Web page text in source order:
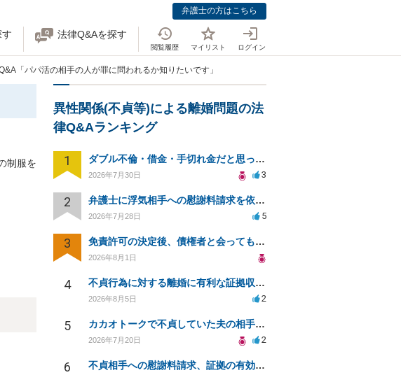
弁護士の方はこちら
法律Q&Aを探す
閲覧履歴 マイリスト ログイン
「パパ活の相手の人が罪に問われるか知りたいです」
制服を
異性関係(不貞等)による離婚問題の法
律Q&Aランキング
1 ダブル不倫・借金・手切れ金だと思っていたお金を1年後いまさら脅迫罪として通知書が来てまとめて請求
2026年7月30日 3
2 弁護士に浮気相手への慰謝料請求を依頼する費用相場は？
2026年7月28日 5
3 免責許可の決定後、債権者と会ってもいいのか？
2026年8月1日
4 不貞行為に対する離婚に有利な証拠収集方法と法的手続きについて
2026年8月5日 2
5 カカオトークで不貞していた夫の相手を特定したい
2026年7月20日 2
6 不貞相手への慰謝料請求、証拠の有効性と対応方法は？